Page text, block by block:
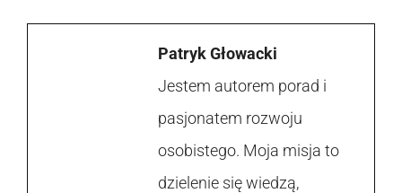
Patryk Głowacki
Jestem autorem porad i
pasjonatem rozwoju
osobistego. Moja misja to
dzielenie się wiedzą,